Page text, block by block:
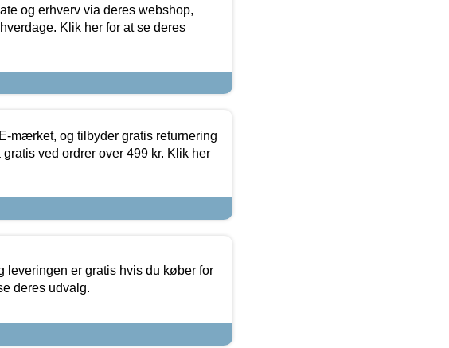
og erhverv via deres webshop,
Klik her for at se deres
mærket, og tilbyder gratis returnering
ved ordrer over 499 kr. Klik her
leveringen er gratis hvis du køber for
deres udvalg.